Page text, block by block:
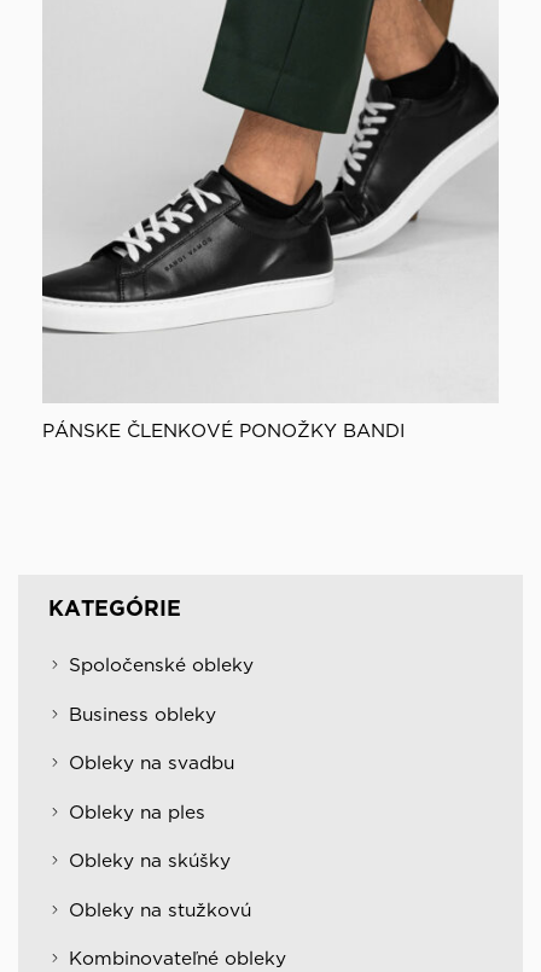
KATEGÓRIE
Spoločenské obleky
Business obleky
Obleky na svadbu
Obleky na ples
Obleky na skúšky
Obleky na stužkovú
Kombinovateľné obleky
PÁNSKE ČLENKOVÉ PONOŽKY BANDI